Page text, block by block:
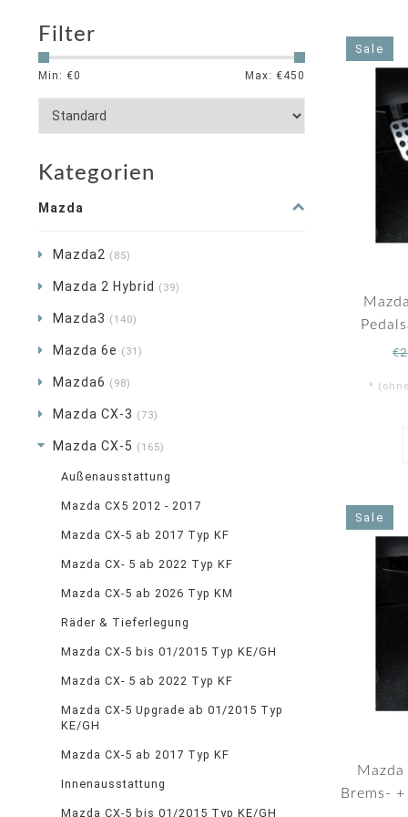
Filter
Min: €0 Max: €450
Kategorien
Mazda
Mazda2 (85)
Mazda 2 Hybrid (39)
Mazda3 (140)
Mazda 6e (31)
Mazda6 (98)
Mazda CX-3 (73)
Mazda CX-5 (165)
Außenausstattung
Mazda CX5 2012 - 2017
Mazda CX-5 ab 2017 Typ KF
Mazda CX- 5 ab 2022 Typ KF
Mazda CX-5 ab 2026 Typ KM
Räder & Tieferlegung
Mazda CX-5 bis 01/2015 Typ KE/GH
Mazda CX- 5 ab 2022 Typ KF
Mazda CX-5 Upgrade ab 01/2015 Typ
KE/GH
Mazda CX-5 ab 2017 Typ KF
Innenausstattung
Mazda CX-5 bis 01/2015 Typ KE/GH
Sale
*
Sale
Brems-